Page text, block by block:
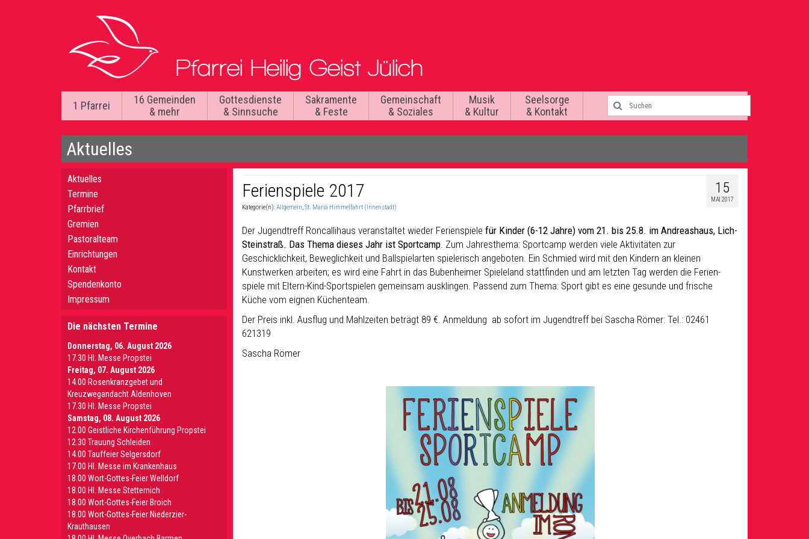
1 Pfarrei
16 Gemeinden
& mehr
Gottesdienste
& Sinnsuche
Sakramente
& Feste
Gemeinschaft
& Soziales
Musik
& Kultur
Seelsorge
& Kontakt
Aktuelles
15
MAI 2017
Ferienspiele 2017
Kategorie(n):Allgemein,St. Mariä Himmelfahrt (Innenstadt)
Der Jugendtreff Roncallihaus veranstaltet wieder Ferienspiele für Kinder (6-12 Jahre) vom 21. bis 25.8. im Andreashaus, Lich-
Steinstraß. Das Thema dieses Jahr ist Sportcamp. Zum Jahresthema: Sportcamp werden viele Aktivitäten zur
Geschicklichkeit, Beweglichkeit und Ballspielarten spielerisch angeboten. Ein Schmied wird mit den Kindern an kleinen
Kunstwerken arbeiten; es wird eine Fahrt in das Bubenheimer Spieleland stattfinden und am letzten Tag werden die Ferien-
spiele mit Eltern-Kind-Sportspielen gemeinsam ausklingen. Passend zum Thema: Sport gibt es eine gesunde und frische
Küche vom eignen Küchenteam.
Der Preis inkl. Ausflug und Mahlzeiten beträgt 89 €. Anmeldung ab sofort im Jugendtreff bei Sascha Römer: Tel.: 02461
621319
Sascha Römer
Aktuelles
Termine
Pfarrbrief
Gremien
Pastoralteam
Einrichtungen
Kontakt
Spendenkonto
Impressum
Die nächsten Termine
Donnerstag, 06. August 2026
17.30 Hl. Messe Propstei
Freitag, 07. August 2026
14.00 Rosenkranzgebet und
Kreuzwegandacht Aldenhoven
17.30 Hl. Messe Propstei
Samstag, 08. August 2026
12.00 Geistliche Kirchenführung Propstei
12.30 Trauung Schleiden
14.00 Tauffeier Selgersdorf
17.00 Hl. Messe im Krankenhaus
18.00 Wort-Gottes-Feier Welldorf
18.00 Hl. Messe Stetternich
18.00 Wort-Gottes-Feier Broich
18.00 Wort-Gottes-Feier Niederzier-
Krauthausen